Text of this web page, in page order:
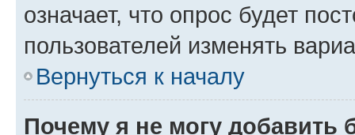
означает, что опрос будет
пользователей изменять
Вернуться к началу
Почему я не могу добавить